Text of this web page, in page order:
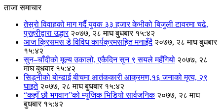
ताजा समाचार
तेस्रो विवाहको माग गर्दै युवक ३३ हजार केभीको बिजुली टावरमा चढे,
प्रहरीद्वारा उद्धार २०७७, २८ माघ बुधबार १५:४२
आज क्रिसमस डे विविध कार्यक्रमसहित मनाइँदै २०७७, २८ माघ बुधबार
१५:४२
सुन–चाँदीको मूल्य उकालो, एकैदिन सुन ९ सयले महँगियो २०७७, २८
माघ बुधबार १५:४२
सिड्नीको बोन्डाई बीचमा आतंककारी आक्रमण,१६ जनाको मृत्य, २९
घाइते २०७७, २८ माघ बुधबार १५:४२
“कहाँ छौ भगवान”को म्युजिक भिडियो सार्वजनिक २०७७, २८ माघ
बुधबार १५:४२